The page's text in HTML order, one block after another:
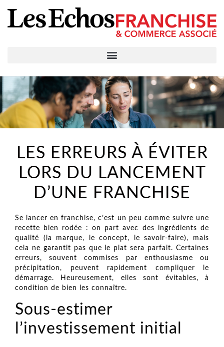
LES ERREURS À ÉVITER
LORS DU LANCEMENT
D’UNE FRANCHISE
Se lancer en franchise, c’est un peu comme suivre une
recette bien rodée : on part avec des ingrédients de
qualité (la marque, le concept, le savoir-faire), mais
cela ne garantit pas que le plat sera parfait. Certaines
erreurs, souvent commises par enthousiasme ou
précipitation, peuvent rapidement compliquer le
démarrage. Heureusement, elles sont évitables, à
condition de bien les connaître.
Sous-estimer
l’investissement initial